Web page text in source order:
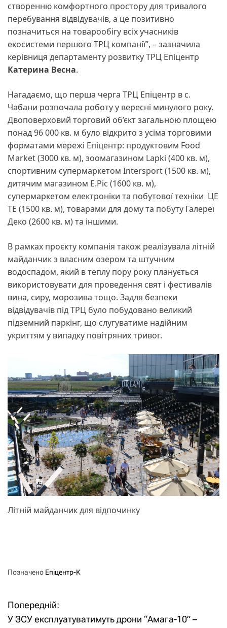
створенню комфортного простору для тривалого
перебування відвідувачів, а це позитивно
позначиться на товарообігу всіх учасників
екосистеми першого ТРЦ компанії”, – зазначила
керівниця департаменту розвитку ТРЦ Епіцентр
Катерина Весна.
Нагадаємо, що перша черга ТРЦ Епіцентр в с.
Чабани розпочала роботу у вересні минулого року.
Двоповерховий торговий об’єкт загальною площею
понад 96 000 кв. м було відкрито з усіма торговими
форматами мережі Епіцентр: продуктовим Food
Market (3000 кв. м), зоомагазином Lapki (400 кв. м),
спортивним супермаркетом Intersport (1500 кв. м),
дитячим магазином E.Pic (1600 кв. м),
супермаркетом електроніки та побутової техніки ЦЕ
ТЕ (1500 кв. м), товарами для дому та побуту Галереї
Деко (2600 кв. м) та іншими.
В рамках проєкту компанія також реалізувала літній
майданчик з власним озером та штучним
водоспадом, який в теплу пору року планується
використовувати для проведення свят і фестивалів
вина, сиру, морозива тощо. Задля безпеки
відвідувачів під ТРЦ було побудовано великий
підземний паркінг, що слугуватиме надійним
укриттям у випадку повітряних тривог.
Літній майданчик для відпочинку
Позначено Епіцентр-К
Н
Попередній:
У ЗСУ експлуатуватимуть дрони “Амага-10” –